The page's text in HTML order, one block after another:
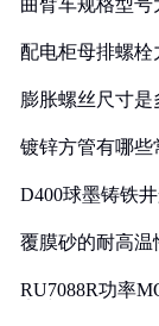
曲臂车规格型号
配电柜母排螺
膨胀螺丝尺寸是
镀锌方管有哪
D400球墨铸铁
覆膜砂的耐高温
RU7088R功率